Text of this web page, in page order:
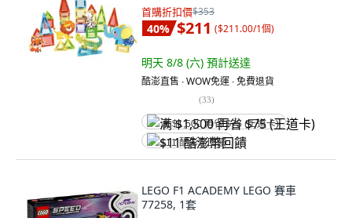
首購折扣價$353
40% $211 ($211.00/1個)
明天 8/8 (六) 預計送達
酷澎直售 ∙ WOW免運 ∙ 免費退貨
(33)
满 $1,500 再省 $75 (王道卡)
$11 酷澎幣回饋
LEGO F1 ACADEMY LEGO 賽車
77258, 1套